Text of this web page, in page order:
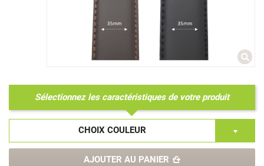
Sélectionnez les caractéristiques de votre produit
CHOIX COULEUR
AJOUTER AU PANIER